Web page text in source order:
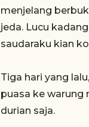
menjelang
jeda. Lucu
saudaraku kian
Tiga hari yang
puasa ke warung
durian saja.